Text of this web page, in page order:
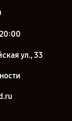
ул., 33